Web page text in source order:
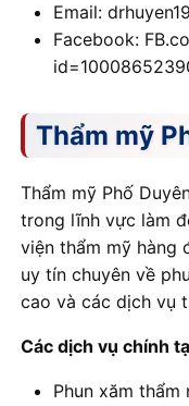
Email:
Facebook:
Thẩm mỹ
Thẩm mỹ Phố
trong lĩnh vực làm
viện thẩm mỹ hàng
uy tín chuyên về
cao và các dịch vụ
Các dịch vụ chính
Phun xăm thẩm